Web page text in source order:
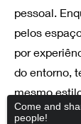
pessoal.
pelos
por
do entorno,
mesmo
Come and
people!